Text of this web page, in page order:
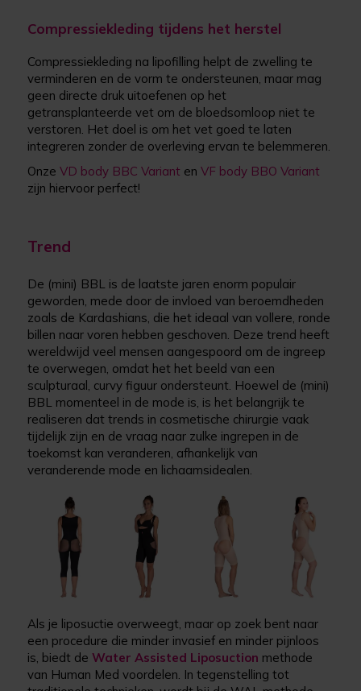
Compressiekleding tijdens het herstel
Compressiekleding na lipofilling helpt de zwelling te
verminderen en de vorm te ondersteunen, maar mag
geen directe druk uitoefenen op het
getransplanteerde vet om de bloedsomloop niet te
verstoren. Het doel is om het vet goed te laten
integreren zonder de overleving ervan te belemmeren.
OnzeVD body BBC Variant enVF body BBO Variant
zijn hiervoor perfect!
Trend
De (mini) BBL is de laatste jaren enorm populair
geworden, mede door de invloed van beroemdheden
zoals de Kardashians, die het ideaal van vollere, ronde
billen naar voren hebben geschoven. Deze trend heeft
wereldwijd veel mensen aangespoord om de ingreep
te overwegen, omdat het het beeld van een
sculpturaal, curvy figuur ondersteunt. Hoewel de (mini)
BBL momenteel in de mode is, is het belangrijk te
realiseren dat trends in cosmetische chirurgie vaak
tijdelijk zijn en de vraag naar zulke ingrepen in de
toekomst kan veranderen, afhankelijk van
veranderende mode en lichaamsidealen.
Als je liposuctie overweegt, maar op zoek bent naar
een procedure die minder invasief en minder pijnloos
is, biedt deWater Assisted Liposuction methode
van Human Med voordelen. In tegenstelling tot